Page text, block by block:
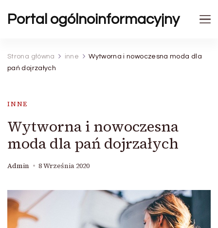
Portal ogólnoinformacyjny
Strona główna inne
Wytworna i nowoczesna moda dla
pań dojrzałych
INNE
Wytworna i nowoczesna
moda dla pań dojrzałych
Admin 8 Września 2020